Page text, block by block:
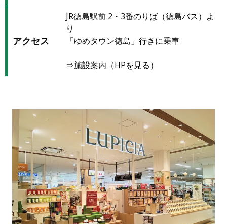
アクセス
JR徳島駅前 2・3番のりば（徳島バス）よ
り
「ゆめタウン徳島」行きに乗車
⇒施設案内（HPを見る）